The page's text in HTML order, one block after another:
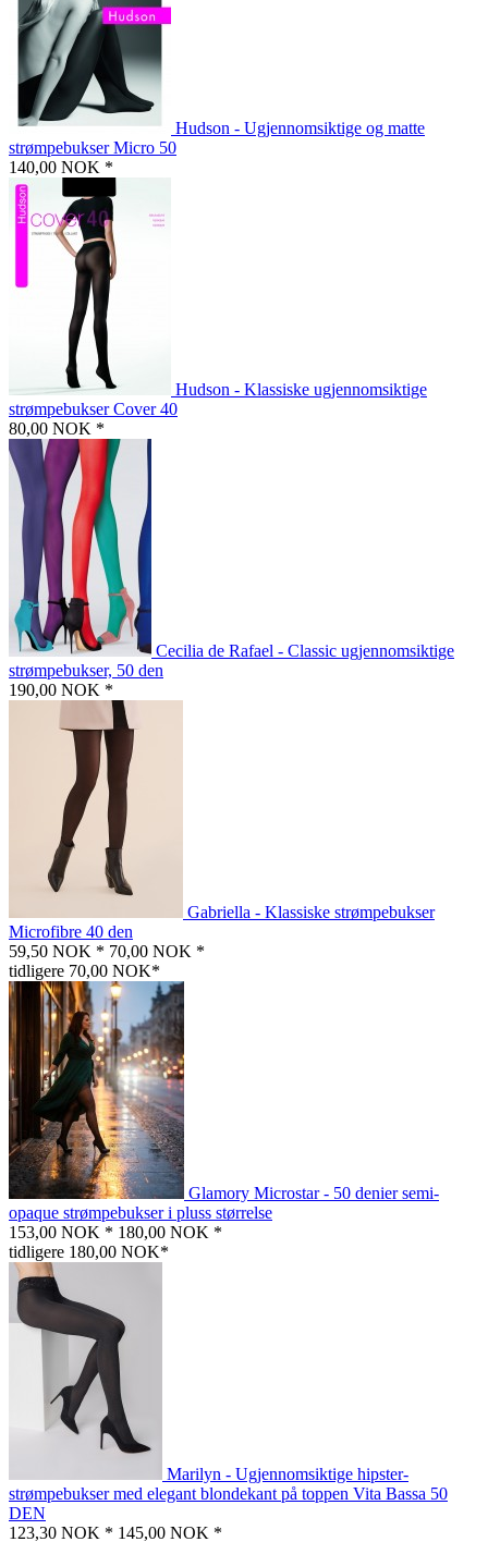
Hudson - Ugjennomsiktige og matte
strømpebukser Micro 50
140,00 NOK *
Hudson - Klassiske ugjennomsiktige
strømpebukser Cover 40
80,00 NOK *
Cecilia de Rafael - Classic ugjennomsiktige
strømpebukser, 50 den
190,00 NOK *
Gabriella - Klassiske strømpebukser
Microfibre 40 den
59,50 NOK * 70,00 NOK *
tidligere 70,00 NOK*
Glamory Microstar - 50 denier semi-
opaque strømpebukser i pluss størrelse
153,00 NOK * 180,00 NOK *
tidligere 180,00 NOK*
Marilyn - Ugjennomsiktige hipster-
strømpebukser med elegant blondekant på toppen Vita Bassa 50
DEN
123,30 NOK * 145,00 NOK *